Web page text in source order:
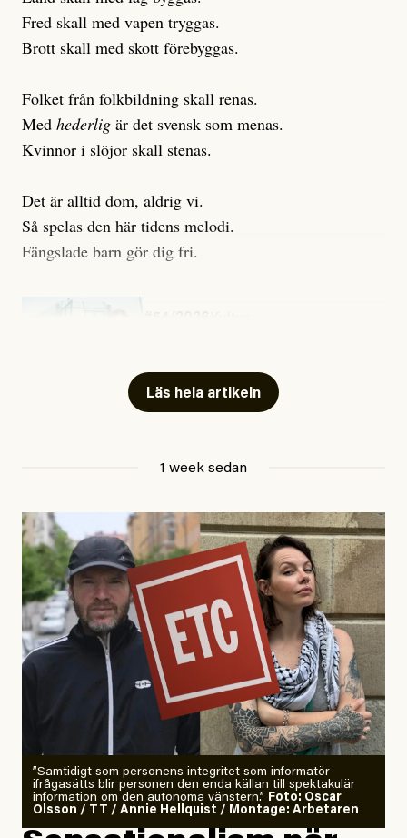
Fred skall med vapen tryggas.
Brott skall med skott förebyggas.
Folket från folkbildning skall renas.
Med hederlig är det svensk som menas.
Kvinnor i slöjor skall stenas.
Det är alltid dom, aldrig vi.
Så spelas den här tidens melodi.
Fängslade barn gör dig fri.
Läs hela artikeln
1 week sedan
”Samtidigt som personens integritet som informatör
ifrågasätts blir personen den enda källan till spektakulär
information om den autonoma vänstern.” Foto: Oscar
Olsson / TT / Annie Hellquist / Montage: Arbetaren